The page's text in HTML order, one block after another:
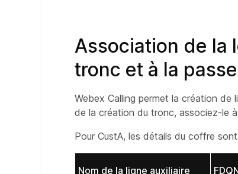
Association de la
tronc et à la
Webex Calling permet la création de
de la création du tronc, associez-le
Pour CustA, les détails du coffre
Nom de la ligne auxiliaire